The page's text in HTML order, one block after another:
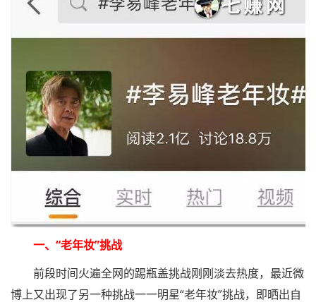
一、“老年妆”挑战
前段时间火遍全网的踢瓶盖挑战刚刚淡去热度，最近微
博上又出现了另一种挑战一一明星“老年妆”挑战，即晒出自